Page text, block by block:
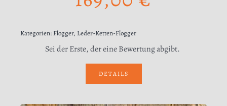
Kategorien: Flogger, Leder-Ketten-Flogger
Sei der Erste, der eine Bewertung abgibt.
DETAILS